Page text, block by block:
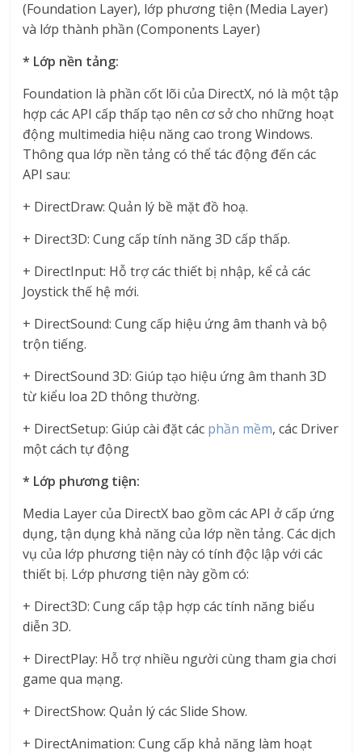
(Foundation Layer), lớp phương tiện (Media Layer)
và lớp thành phần (Components Layer)
* Lớp nền tảng:
Foundation là phần cốt lõi của DirectX, nó là một tập
hợp các API cấp thấp tạo nên cơ sở cho những hoạt
động multimedia hiệu năng cao trong Windows.
Thông qua lớp nền tảng có thể tác động đến các
API sau:
+ DirectDraw: Quản lý bề mặt đồ hoạ.
+ Direct3D: Cung cấp tính năng 3D cấp thấp.
+ DirectInput: Hỗ trợ các thiết bị nhập, kể cả các
Joystick thế hệ mới.
+ DirectSound: Cung cấp hiệu ứng âm thanh và bộ
trộn tiếng.
+ DirectSound 3D: Giúp tạo hiệu ứng âm thanh 3D
từ kiểu loa 2D thông thường.
+ DirectSetup: Giúp cài đặt các phần mềm, các Driver
một cách tự động
* Lớp phương tiện:
Media Layer của DirectX bao gồm các API ở cấp ứng
dụng, tận dụng khả năng của lớp nền tảng. Các dịch
vụ của lớp phương tiện này có tính độc lập với các
thiết bị. Lớp phương tiện này gồm có:
+ Direct3D: Cung cấp tập hợp các tính năng biểu
diễn 3D.
+ DirectPlay: Hỗ trợ nhiều người cùng tham gia chơi
game qua mạng.
+ DirectShow: Quản lý các Slide Show.
+ DirectAnimation: Cung cấp khả năng làm hoạt